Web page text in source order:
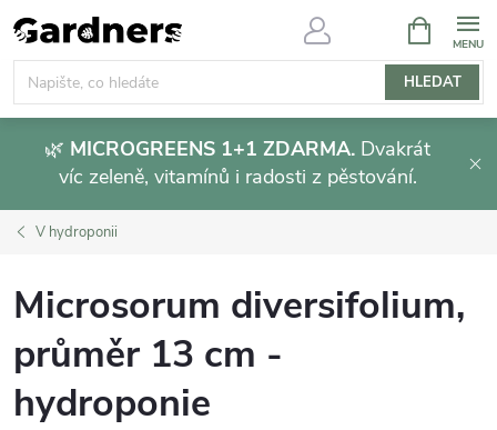
Přejít
na
obsah
HLEDAT
NÁKUPNÍ
KOŠÍK
🌿 MICROGREENS 1+1 ZDARMA. Dvakrát
víc zeleně, vitamínů i radosti z pěstování.
V hydroponii
Microsorum diversifolium,
průměr 13 cm -
hydroponie